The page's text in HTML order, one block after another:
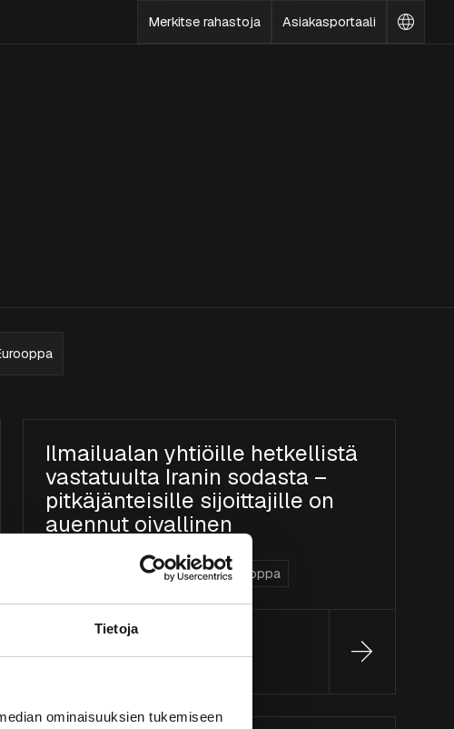
Tietoja
ominaisuuksien tukemiseen
Merkitse rahastoja Asiakasportaali Vaihda
Ilmailualan yhtiöille hetkellistä
vastatuulta Iranin sodasta –
pitkäjänteisille sijoittajille on
auennut oivallinen
mahdollisuus
DACH Value Uusi Eurooppa
12.5.2026